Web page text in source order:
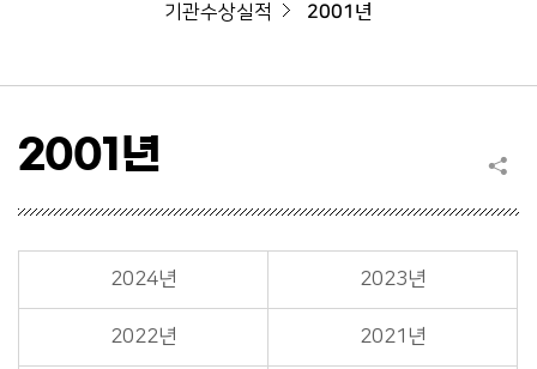
기관수상실적
2001년
2001년
2024년 2023년
2022년 2021년